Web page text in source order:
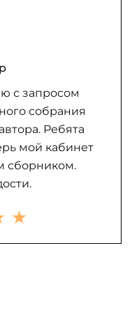
с запросом
собрания
Ребята
мой кабинет
сборником.